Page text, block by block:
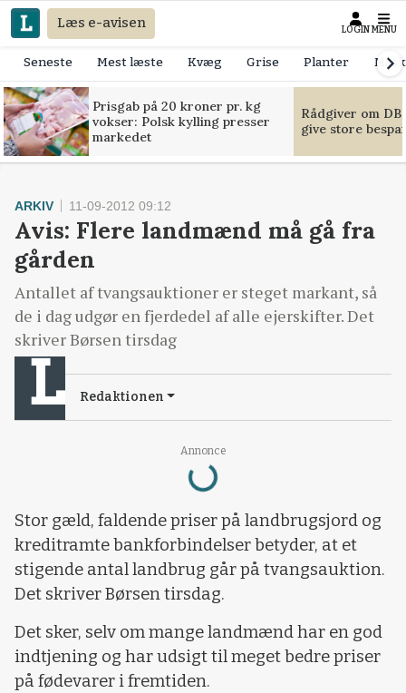
Læs e-avisen LOGIN MENU
Seneste Mest læste Kvæg Grise Planter
Prisgab på 20 kroner pr. kg
vokser: Polsk kylling presser
markedet
Rådgiver om
give store
Annonce
Loading...
ARKIV 11-09-2012 09:12
Avis: Flere landmænd må gå fra
gården
Antallet af tvangsauktioner er steget markant, så
de i dag udgør en fjerdedel af alle ejerskifter. Det
skriver Børsen tirsdag
Redaktionen
Stor gæld, faldende priser på landbrugsjord og
kreditramte bankforbindelser betyder, at et
stigende antal landbrug går på tvangsauktion.
Det skriver Børsen tirsdag.
Det sker, selv om mange landmænd har en god
indtjening og har udsigt til meget bedre priser
på fødevarer i fremtiden.